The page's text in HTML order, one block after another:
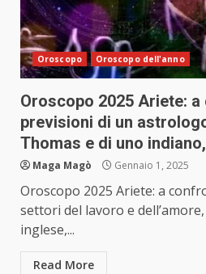
Oroscopo Oroscopo dell'anno
Oroscopo 2025 Ariete:
previsioni di un
Thomas e di uno
Maga Magò Gennaio 1, 2025
Oroscopo 2025 Ariete: a
settori del lavoro e
inglese,...
Read More